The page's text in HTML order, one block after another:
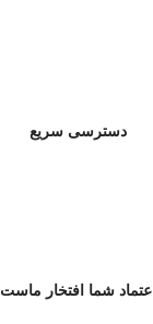
دسترسی سریع
اعتماد شما افتخار ماست